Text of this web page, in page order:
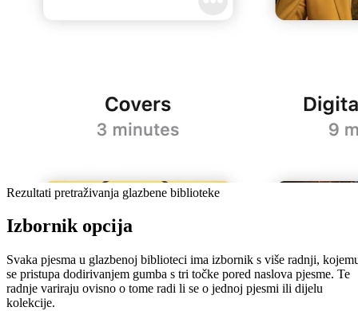
Rezultati pretraživanja glazbene biblioteke
Izbornik opcija
Svaka pjesma u glazbenoj biblioteci ima izbornik s više radnji,
se pristupa dodirivanjem gumba s tri točke pored naslova pjesme. Te
radnje variraju ovisno o tome radi li se o jednoj pjesmi ili dijelu
kolekcije.